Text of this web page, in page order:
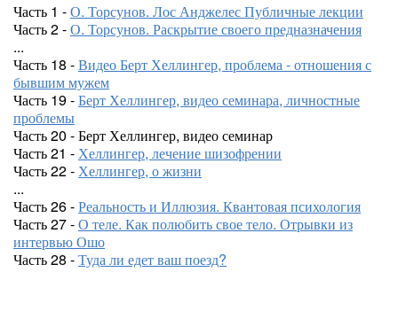
Часть 1 -О. Торсунов. Лос Анджелес Публичные лекции
Часть 2 -О. Торсунов. Раскрытие своего предназначения
...
Часть 18 -Видео Берт Хеллингер, проблема - отношения с
бывшим мужем
Часть 19 -Берт Хеллингер, видео семинара, личностные
проблемы
Часть 20 - Берт Хеллингер, видео семинар
Часть 21 -Хеллингер, лечение шизофрении
Часть 22 -Хеллингер, о жизни
...
Часть 26 -Реальность и Иллюзия. Квантовая психология
Часть 27 -О теле. Как полюбить свое тело. Отрывки из
интервью Ошо
Часть 28 -Туда ли едет ваш поезд?